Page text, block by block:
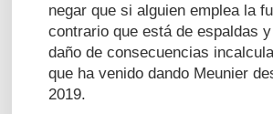
negar que si alguien emplea la
contrario que está de espaldas
daño de consecuencias
que ha venido dando Meunier
2019.